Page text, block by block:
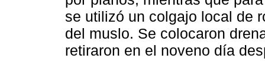
se utilizó un colgajo local de
del muslo. Se colocaron
retiraron en el noveno día